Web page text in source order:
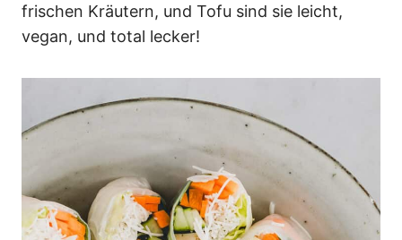
frischen Kräutern, und Tofu sind sie leicht,
vegan, und total lecker!